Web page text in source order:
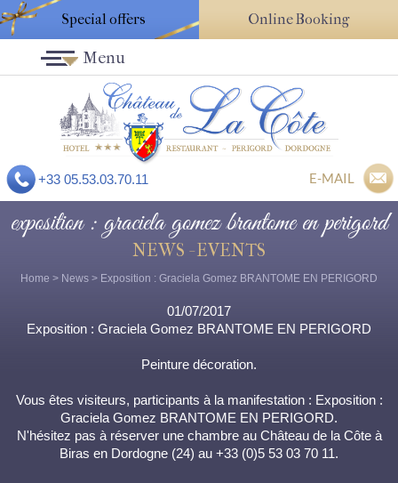
Special offers Online Booking
+33 05.53.03.70.11 E-MAIL
Menu
exposition : graciela gomez brantome en perigord
NEWS - EVENTS
Home > News > Exposition : Graciela Gomez BRANTOME EN PERIGORD
01/07/2017
Exposition : Graciela Gomez BRANTOME EN PERIGORD
Peinture décoration.
Vous êtes visiteurs, participants à la manifestation : Exposition :
Graciela Gomez BRANTOME EN PERIGORD.
N'hésitez pas à réserver une chambre au Château de la Côte à
Biras en Dordogne (24) au +33 (0)5 53 03 70 11.